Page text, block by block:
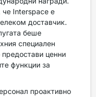
Interspace е
доставчик.
беше
специален
ценни
функции за
проактивно